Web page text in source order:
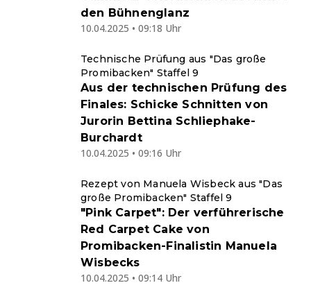
den Bühnenglanz
10.04.2025 • 09:18 Uhr
Technische Prüfung aus "Das große
Promibacken" Staffel 9
Aus der technischen Prüfung des
Finales: Schicke Schnitten von
Jurorin Bettina Schliephake-
Burchardt
10.04.2025 • 09:16 Uhr
Rezept von Manuela Wisbeck aus "Das
große Promibacken" Staffel 9
"Pink Carpet": Der verführerische
Red Carpet Cake von
Promibacken-Finalistin Manuela
Wisbecks
10.04.2025 • 09:14 Uhr